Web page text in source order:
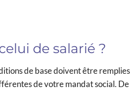
de salarié ?
de base doivent être remplies
de votre mandat social. De